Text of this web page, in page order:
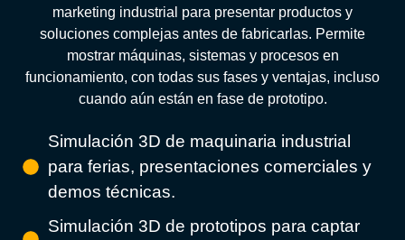
marketing industrial para presentar productos y
soluciones complejas antes de fabricarlas. Permite
mostrar máquinas, sistemas y procesos en
funcionamiento, con todas sus fases y ventajas, incluso
cuando aún están en fase de prototipo.
Simulación 3D de maquinaria industrial
para ferias, presentaciones comerciales y
demos técnicas.
Simulación 3D de prototipos para captar